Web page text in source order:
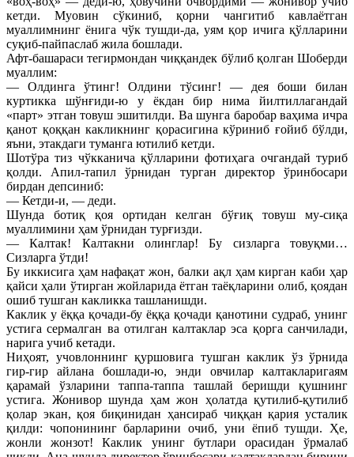
кетди. Муовин сўкиниб, қорни чангитиб кавлаётган
муаллимнинг ёнига чўк тушди-да, уям қор ичига қўлларини
суқиб-пайпаслаб жила бошлади.
Афт-башараси тегирмондан чиққандек бўлиб қолган Шоберди
муаллим:
— Олдинга ўтинг! Олдини тўсинг! — дея боши билан
куртикка шўнғиди-ю у ёкдан бир нима йилтиллагандай
«парт» этган товуш эшитилди. Ва шунга баробар ваҳима ичра
қанот қоққан какликнинг қорасигина кўриниб ғойиб бўлди,
яъни, этакдаги туманга ютилиб кетди.
Шотўра тиз чўкканича қўлларини фотиҳага очгандай туриб
қолди. Апил-тапил ўрнидан турган директор ўринбосари
бирдан депсиниб:
— Кетди-и, — деди.
Шунда ботиқ қоя ортидан келган бўғиқ товуш му-сиқа
муаллимини ҳам ўрнидан турғизди.
— Калтак! Калтакни олинглар! Бу сизларга товуқми…
Сизларга ўтди!
Бу иккисига ҳам нафақат жон, балки ақл ҳам кирган каби ҳар
қайси ҳали ўтирган жойларида ётган таёқларини олиб, қоядан
ошиб тушган какликка ташланишди.
Каклик у ёққа қочади-бу ёққа қочади қанотини судраб, унинг
устига сермалган ва отилган калтаклар эса қорга санчилади,
нарига учиб кетади.
Ниҳоят, учовлоннинг қуршовига тушган каклик ўз ўрнида
гир-гир айлана бошлади-ю, энди овчилар калтакларигаям
қарамай ўзларини таппа-таппа ташлай беришди қушнинг
устига. Жонивор шунда ҳам жон ҳолатда қутилиб-қутилиб
қолар экан, қоя биқинидан ҳансираб чиққан қария усталик
қилди: чопонининг барларини очиб, уни ёпиб тушди. Ҳе,
жонли жонзот! Каклик унинг бутлари орасидан ўрмалаб